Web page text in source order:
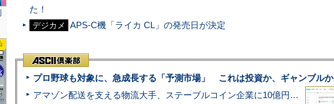
た！
デジカメ APS-C機「ライカ CL」の発売日が決定
プロ野球も対象に、急成長する「予測市場」 これは投資か、ギャンブルか
アマゾン配送を支える物流大手、ステーブルコイン企業に10億円投資のワケ